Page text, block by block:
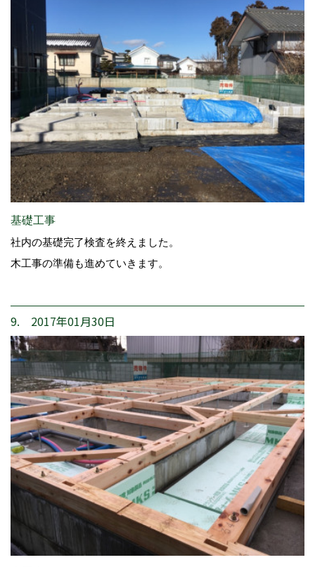
基礎工事
社内の基礎完了検査を終えました。
木工事の準備も進めていきます。
9. 2017年01月30日